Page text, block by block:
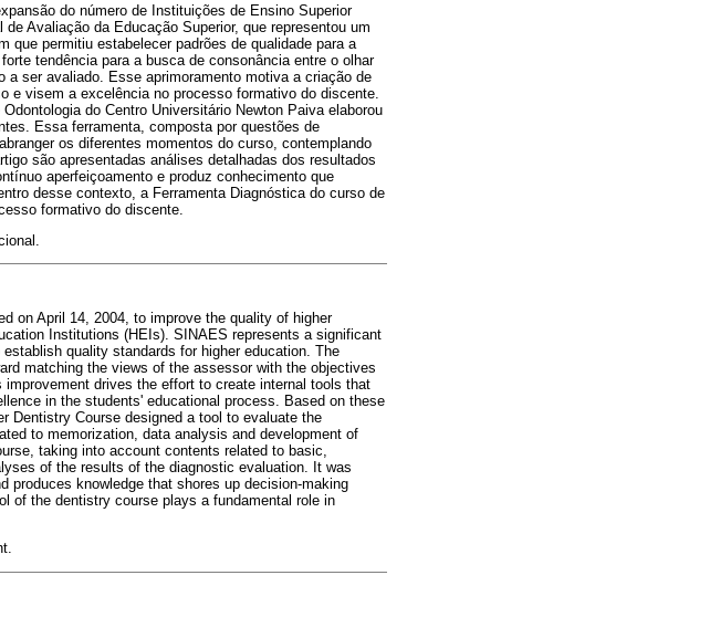
do número de Instituições de Ensino Superior
Avaliação da Educação Superior, que representou um
permitiu estabelecer padrões de qualidade para a
tendência para a busca de consonância entre o olhar
ser avaliado. Esse aprimoramento motiva a criação de
e visem a excelência no processo formativo do discente.
do Centro Universitário Newton Paiva elaborou
Essa ferramenta, composta por questões de
os diferentes momentos do curso, contemplando
são apresentadas análises detalhadas dos resultados
aperfeiçoamento e produz conhecimento que
desse contexto, a Ferramenta Diagnóstica do curso de
formativo do discente.
on April 14, 2004, to improve the quality of higher
Institutions (HEIs). SINAES represents a significant
quality standards for higher education. The
matching the views of the assessor with the objectives
drives the effort to create internal tools that
in the students' educational process. Based on these
Dentistry Course designed a tool to evaluate the
to memorization, data analysis and development of
taking into account contents related to basic,
of the results of the diagnostic evaluation. It was
produces knowledge that shores up decision-making
of the dentistry course plays a fundamental role in